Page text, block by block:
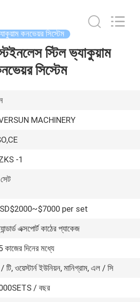
কনভেয়র সিস্টেম
স্টিল ভ্যাকুয়াম
সিস্টেম
MACHINERY
-1
per set
এক্সপোর্ট কাঠের প্যাকেজ
কাজের দিনের মধ্যে
/ টি, ওয়েস্টার্ন ইউনিয়ন, মানিগ্রাম, এল / সি
/ বছর